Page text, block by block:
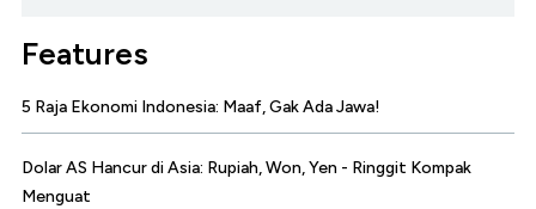
Features
5 Raja Ekonomi Indonesia: Maaf, Gak Ada Jawa!
Dolar AS Hancur di Asia: Rupiah, Won, Yen - Ringgit Kompak
Menguat